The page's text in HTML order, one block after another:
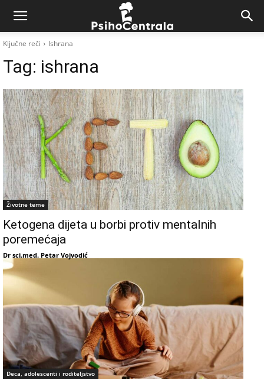
Ključne reči Ishrana
Tag: ishrana
Životne teme
Ketogena dijeta u borbi protiv mentalnih
poremećaja
Dr sci.med. Petar Vojvodić
Deca, adolescenti i roditeljstvo